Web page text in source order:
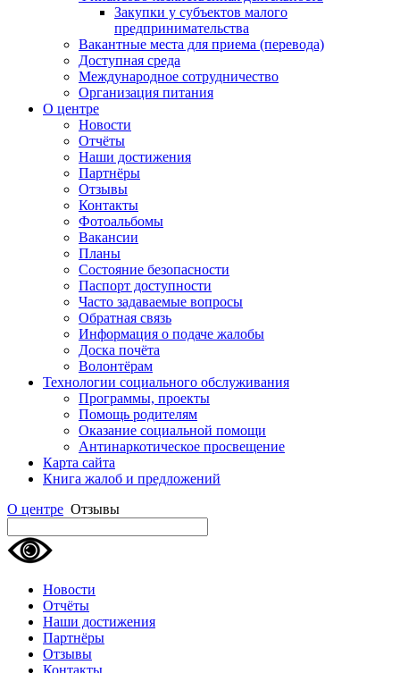
Закупки у субъектов малого
предпринимательства
Вакантные места для приема (перевода)
Доступная среда
Международное сотрудничество
Организация питания
О центре
Новости
Отчёты
Наши достижения
Партнёры
Отзывы
Контакты
Фотоальбомы
Вакансии
Планы
Состояние безопасности
Паспорт доступности
Часто задаваемые вопросы
Обратная связь
Информация о подаче жалобы
Доска почёта
Волонтёрам
Технологии социального обслуживания
Программы, проекты
Помощь родителям
Оказание социальной помощи
Антинаркотическое просвещение
Карта сайта
Книга жалоб и предложений
О центре Отзывы
Новости
Отчёты
Наши достижения
Партнёры
Отзывы
Контакты